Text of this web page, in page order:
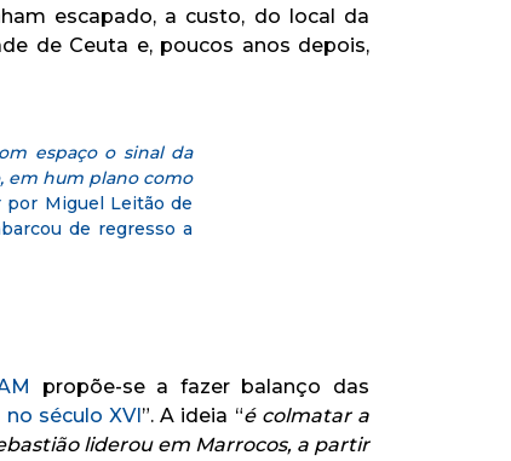
escapado, a custo, do local da
de Ceuta e, poucos anos depois,
espaço o sinal da
em hum plano como
por Miguel Leitão de
de regresso a
propõe-se a fazer balanço das
século XVI”. A ideia “é colmatar a
liderou em Marrocos, a partir